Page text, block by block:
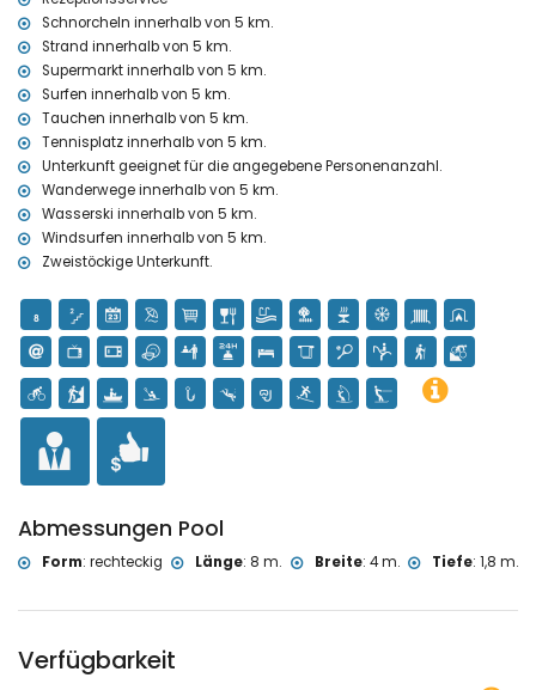
architektonisches Gebäude (Pueblo de Jávea, Jávea), historischer
Ort (Pueblo de Jávea und Jávea) (innerhalb von 5 Kilometern von
der Unterkunft)
Ruine (Molinos de Viento und Jávea) (innerhalb von 10 Kilometern
von der Unterkunft)
Burg (Portal de la Vila und Denia) (innerhalb von 25 Kilometern von
der Unterkunft)
Sport
Tennis, Reiten, Wandern, Mountainbiking, Radfahren, Klettern,
Kanufahren, Kajakfahren, Angeln, Tauchen, Schnorcheln, Surfen,
Villa)
Schnorcheln innerhalb von 5 km.
Strand innerhalb von 5 km.
Supermarkt innerhalb von 5 km.
Surfen innerhalb von 5 km.
Tauchen innerhalb von 5 km.
Tennisplatz innerhalb von 5 km.
Unterkunft geeignet für die angegebene Personenanzahl.
Wanderwege innerhalb von 5 km.
Wasserski innerhalb von 5 km.
Windsurfen innerhalb von 5 km.
Zweistöckige Unterkunft.
Abmessungen Pool
Form: rechteckig Länge: 8 m. Breite: 4 m. Tiefe: 1,8 m.
Verfügbarkeit